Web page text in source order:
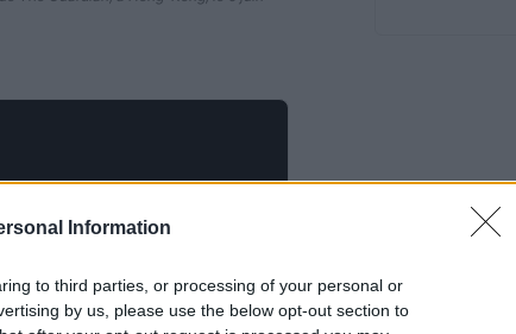
Information
to third parties, or processing of your personal or
by us, please use the below opt-out section to